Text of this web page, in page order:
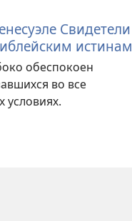
Свидетели
истинам
обеспокоен
во все
условиях.